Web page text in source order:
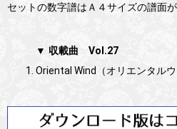
セットの数字譜はＡ４サイズの譜面
▼ 収載曲 Vol.27
Oriental Wind（オリエンタル